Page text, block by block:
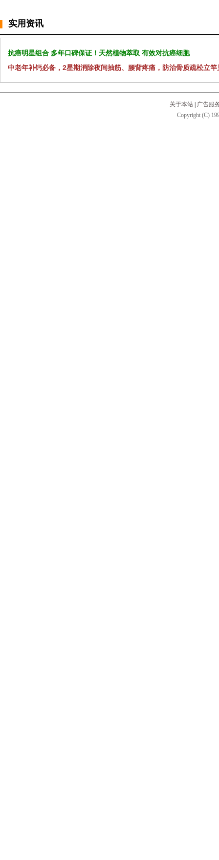
实用资讯
抗癌明星组合 多年口碑保证！天然植物萃取 有效对抗癌细胞
中老年补钙必备，2星期消除夜间抽筋、腰背疼痛，防治骨质疏松立竿
关于本站
广告服
Copyright (C)